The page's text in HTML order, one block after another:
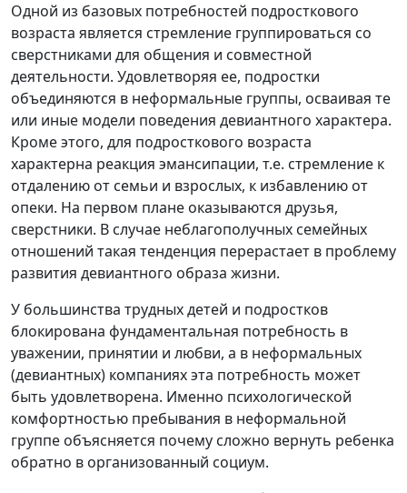
Одной из базовых потребностей подросткового
возраста является стремление группироваться со
сверстниками для общения и совместной
деятельности. Удовлетворяя ее, подростки
объединяются в неформальные группы, осваивая те
или иные модели поведения девиантного характера.
Кроме этого, для подросткового возраста
характерна реакция эмансипации, т.е. стремление к
отдалению от семьи и взрослых, к избавлению от
опеки. На первом плане оказываются друзья,
сверстники. В случае неблагополучных семейных
отношений такая тенденция перерастает в проблему
развития девиантного образа жизни.
У большинства трудных детей и подростков
блокирована фундаментальная потребность в
уважении, принятии и любви, а в неформальных
(девиантных) компаниях эта потребность может
быть удовлетворена. Именно психологической
комфортностью пребывания в неформальной
группе объясняется почему сложно вернуть ребенка
обратно в организованный социум.